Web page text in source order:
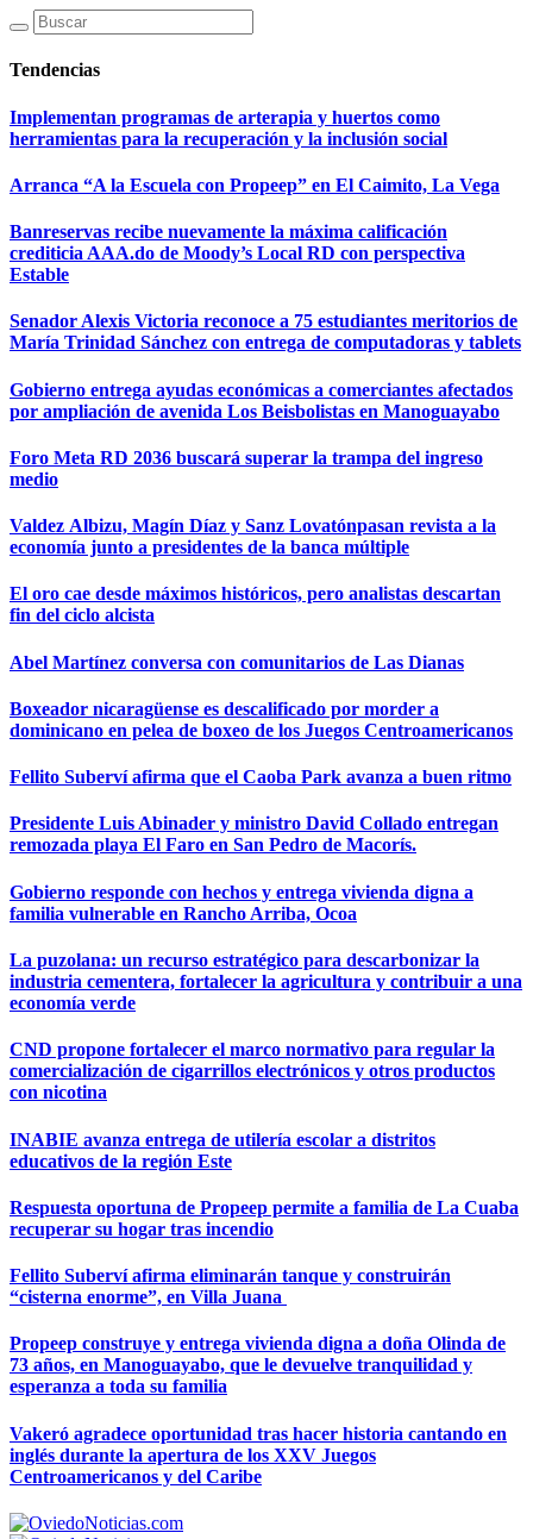
Tendencias
Implementan programas de arterapia y huertos como
herramientas para la recuperación y la inclusión social
Arranca “A la Escuela con Propeep” en El Caimito, La Vega
Banreservas recibe nuevamente la máxima calificación
crediticia AAA.do de Moody’s Local RD con perspectiva
Estable
Senador Alexis Victoria reconoce a 75 estudiantes meritorios de
María Trinidad Sánchez con entrega de computadoras y tablets
Gobierno entrega ayudas económicas a comerciantes afectados
por ampliación de avenida Los Beisbolistas en Manoguayabo
Foro Meta RD 2036 buscará superar la trampa del ingreso
medio
Valdez Albizu, Magín Díaz y Sanz Lovatónpasan revista a la
economía junto a presidentes de la banca múltiple
El oro cae desde máximos históricos, pero analistas descartan
fin del ciclo alcista
Abel Martínez conversa con comunitarios de Las Dianas
Boxeador nicaragüense es descalificado por morder a
dominicano en pelea de boxeo de los Juegos Centroamericanos
Fellito Suberví afirma que el Caoba Park avanza a buen ritmo
Presidente Luis Abinader y ministro David Collado entregan
remozada playa El Faro en San Pedro de Macorís.
Gobierno responde con hechos y entrega vivienda digna a
familia vulnerable en Rancho Arriba, Ocoa
La puzolana: un recurso estratégico para descarbonizar la
industria cementera, fortalecer la agricultura y contribuir a una
economía verde
CND propone fortalecer el marco normativo para regular la
comercialización de cigarrillos electrónicos y otros productos
con nicotina
INABIE avanza entrega de utilería escolar a distritos
educativos de la región Este
Respuesta oportuna de Propeep permite a familia de La Cuaba
recuperar su hogar tras incendio
Fellito Suberví afirma eliminarán tanque y construirán
“cisterna enorme”, en Villa Juana
Propeep construye y entrega vivienda digna a doña Olinda de
73 años, en Manoguayabo, que le devuelve tranquilidad y
esperanza a toda su familia
Vakeró agradece oportunidad tras hacer historia cantando en
inglés durante la apertura de los XXV Juegos
Centroamericanos y del Caribe